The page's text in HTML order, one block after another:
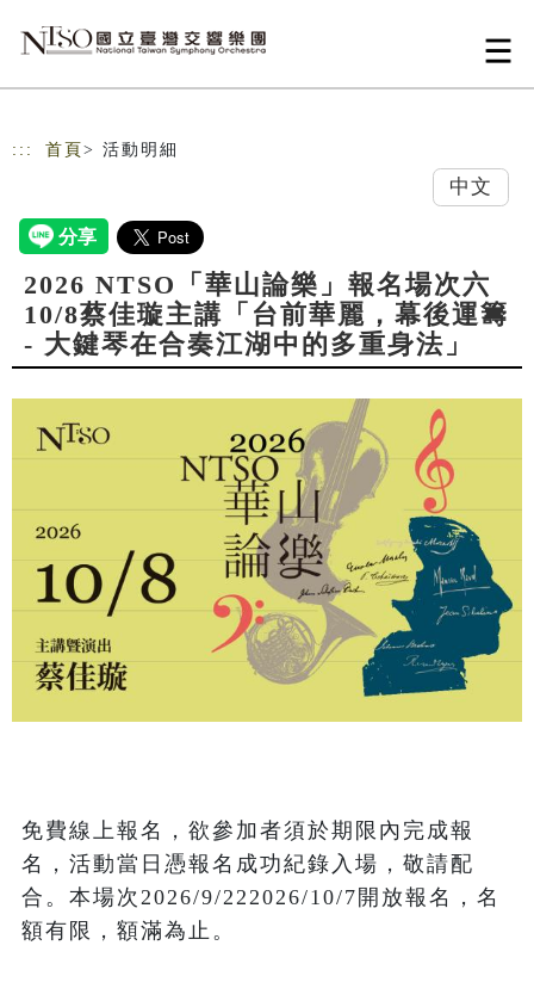
::: 首頁 > 活動明細
中文
2026 NTSO「華山論樂」報名場次六
10/8蔡佳璇主講「台前華麗，幕後運籌
- 大鍵琴在合奏江湖中的多重身法」
免費線上報名，欲參加者須於期限內完成報
名，活動當日憑報名成功紀錄入場，敬請配
合。本場次2026/9/222026/10/7開放報名，名
額有限，額滿為止。